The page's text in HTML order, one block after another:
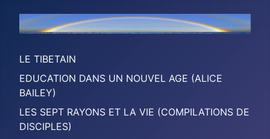
LE TIBETAIN
EDUCATION DANS UN NOUVEL AGE (ALICE
BAILEY)
LES SEPT RAYONS ET LA VIE (COMPILATIONS DE
DISCIPLES)